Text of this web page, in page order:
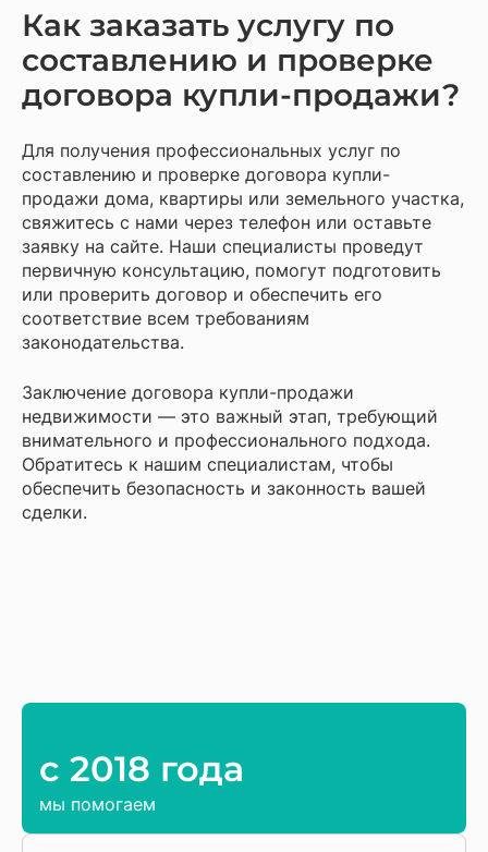
Как заказать услугу по
составлению и проверке
договора купли-продажи?
Для получения профессиональных услуг по
составлению и проверке договора купли-
продажи дома, квартиры или земельного участка,
свяжитесь с нами через телефон или оставьте
заявку на сайте. Наши специалисты проведут
первичную консультацию, помогут подготовить
или проверить договор и обеспечить его
соответствие всем требованиям
законодательства.
Заключение договора купли-продажи
недвижимости — это важный этап, требующий
внимательного и профессионального подхода.
Обратитесь к нашим специалистам, чтобы
обеспечить безопасность и законность вашей
сделки.
c 2018 года
мы помогаем